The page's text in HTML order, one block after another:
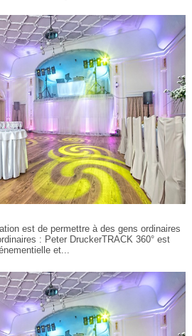
est de permettre à des gens ordinaires
: Peter DruckerTRACK 360° est
et...